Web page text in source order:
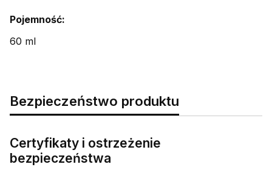
Pojemność:
60 ml
Bezpieczeństwo produktu
Certyfikaty i ostrzeżenie
bezpieczeństwa